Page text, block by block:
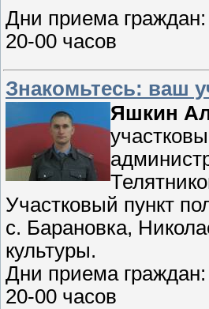
Дни приема граждан:
20-00 часов
Знакомьтесь: ваш
Яшкин
Участковый пункт
с. Барановка,
культуры.
Дни приема граждан:
20-00 часов